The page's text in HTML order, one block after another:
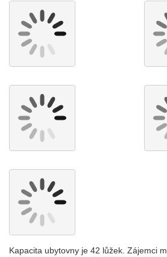
Kapacita ubytovny je 42 lůžek. Zájemci